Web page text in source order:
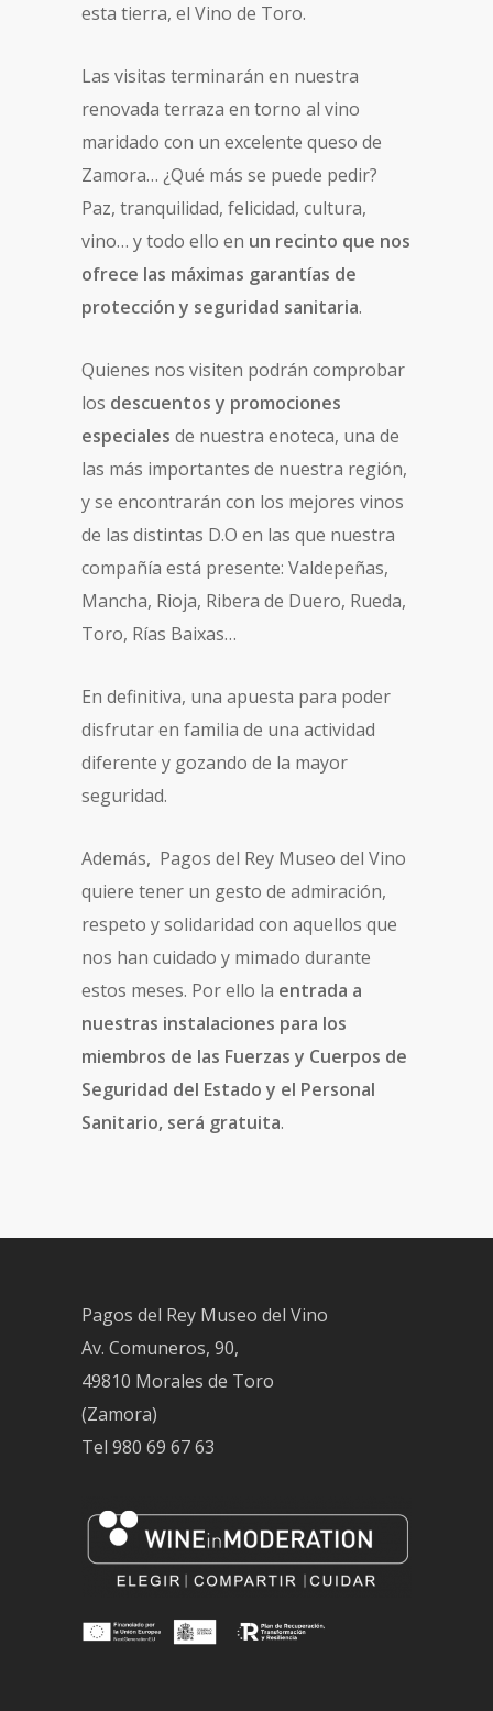
esta tierra, el Vino de Toro.
Las visitas terminarán en nuestra
renovada terraza en torno al vino
maridado con un excelente queso de
Zamora… ¿Qué más se puede pedir?
Paz, tranquilidad, felicidad, cultura,
vino… y todo ello en un recinto que nos
ofrece las máximas garantías de
protección y seguridad sanitaria.
Quienes nos visiten podrán comprobar
los descuentos y promociones
especiales de nuestra enoteca, una de
las más importantes de nuestra región,
y se encontrarán con los mejores vinos
de las distintas D.O en las que nuestra
compañía está presente: Valdepeñas,
Mancha, Rioja, Ribera de Duero, Rueda,
Toro, Rías Baixas…
En definitiva, una apuesta para poder
disfrutar en familia de una actividad
diferente y gozando de la mayor
seguridad.
Además, Pagos del Rey Museo del Vino
quiere tener un gesto de admiración,
respeto y solidaridad con aquellos que
nos han cuidado y mimado durante
estos meses. Por ello la entrada a
nuestras instalaciones para los
miembros de las Fuerzas y Cuerpos de
Seguridad del Estado y el Personal
Sanitario, será gratuita.
Pagos del Rey Museo del Vino
Av. Comuneros, 90,
49810 Morales de Toro
(Zamora)
Tel 980 69 67 63